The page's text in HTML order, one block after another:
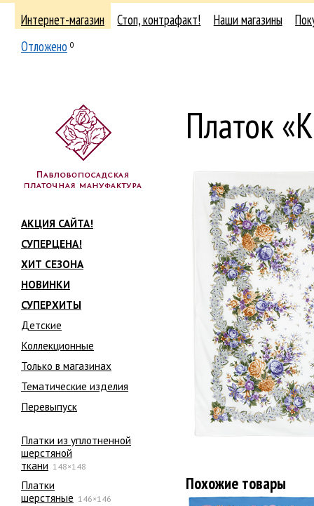
Интернет-магазин Стоп, контрафакт! Наши магазины
Отложено 0
АКЦИЯ САЙТА!
СУПЕРЦЕНА!
ХИТ СЕЗОНА
НОВИНКИ
СУПЕРХИТЫ
Детские
Коллекционные
Только в магазинах
Тематические изделия
Перевыпуск
Платки из уплотненной
шерстяной
ткани 148×148
Платки
шерстяные 146×146
Платок
Похожие товары